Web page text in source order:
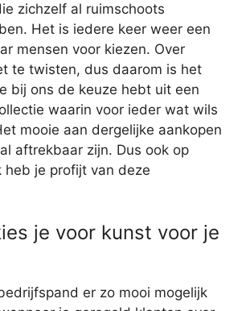
zichzelf al ruimschoots
Het is iedere keer weer een
mensen voor kiezen. Over
te twisten, dus daarom is het
bij ons de keuze hebt uit een
waarin voor ieder wat wils
mooie aan dergelijke aankopen
aftrekbaar zijn. Dus ook op
heb je profijt van deze
je voor kunst voor je
er zo mooi mogelijk